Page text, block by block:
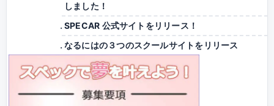
しました！
SPECAR 公式サイトをリリース！
なるにはの３つのスクールサイトをリリース